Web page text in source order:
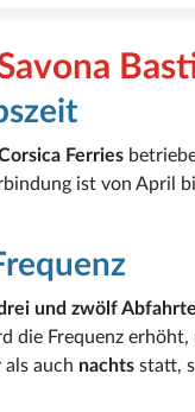
Ferries
ist von April
und zwölf
die Frequenz
als auch nachts statt,